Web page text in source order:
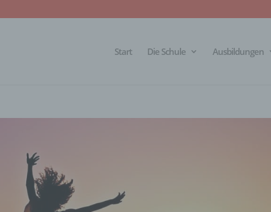
Start Die Schule Ausbildungen